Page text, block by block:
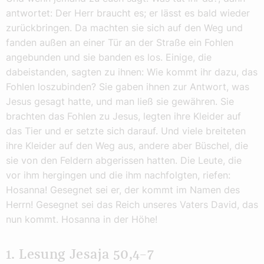
antwortet: Der Herr braucht es; er lässt es bald wieder
zurückbringen. Da machten sie sich auf den Weg und
fanden außen an einer Tür an der Straße ein Fohlen
angebunden und sie banden es los. Einige, die
dabeistanden, sagten zu ihnen: Wie kommt ihr dazu, das
Fohlen loszubinden? Sie gaben ihnen zur Antwort, was
Jesus gesagt hatte, und man ließ sie gewähren. Sie
brachten das Fohlen zu Jesus, legten ihre Kleider auf
das Tier und er setzte sich darauf. Und viele breiteten
ihre Kleider auf den Weg aus, andere aber Büschel, die
sie von den Feldern abgerissen hatten. Die Leute, die
vor ihm hergingen und die ihm nachfolgten, riefen:
Hosanna! Gesegnet sei er, der kommt im Namen des
Herrn! Gesegnet sei das Reich unseres Vaters David, das
nun kommt. Hosanna in der Höhe!
1. Lesung Jesaja 50,4–7